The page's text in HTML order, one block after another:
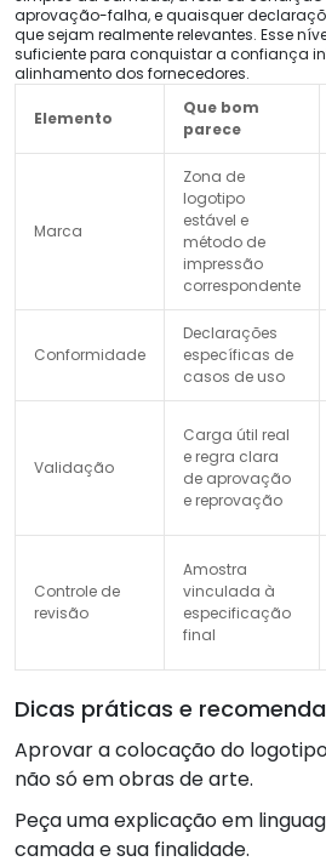
aprovação-falha, e quaisquer
que sejam realmente relevantes. Esse
suficiente para conquistar a confiança
alinhamento dos fornecedores.
Elemento
Que bom
parece
Marca
Zona de
logotipo
estável e
método de
impressão
correspondente
Conformidade
Declarações
específicas de
casos de uso
Validação
Carga útil real
e regra clara
de aprovação
e reprovação
Controle de
revisão
Amostra
vinculada à
especificação
final
Dicas práticas e
Aprovar a colocação do
não só em obras de arte.
Peça uma explicação em
camada e sua finalidade.